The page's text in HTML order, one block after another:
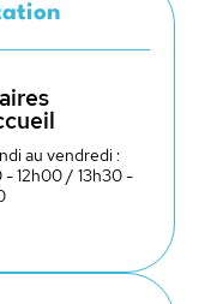
au vendredi :
12h00 / 13h30 -